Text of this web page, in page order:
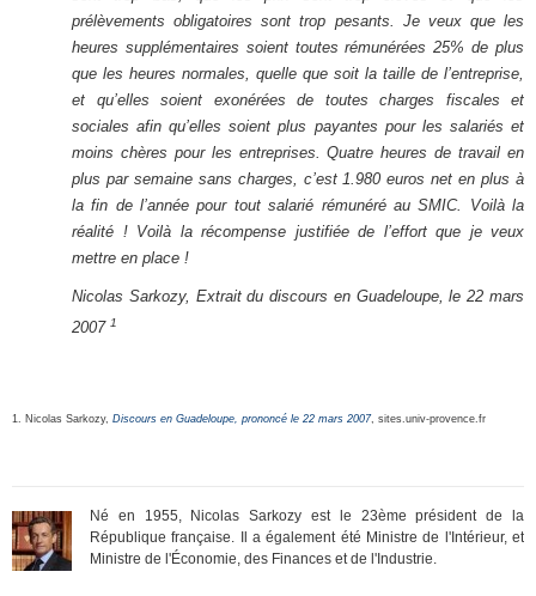
prélèvements obligatoires sont trop pesants. Je veux que les
heures supplémentaires soient toutes rémunérées 25% de plus
que les heures normales, quelle que soit la taille de l’entreprise,
et qu’elles soient exonérées de toutes charges fiscales et
sociales afin qu’elles soient plus payantes pour les salariés et
moins chères pour les entreprises. Quatre heures de travail en
plus par semaine sans charges, c’est 1.980 euros net en plus à
la fin de l’année pour tout salarié rémunéré au SMIC. Voilà la
réalité ! Voilà la récompense justifiée de l’effort que je veux
mettre en place !
Nicolas Sarkozy, Extrait du discours en Guadeloupe, le 22 mars
2007 1
1. Nicolas Sarkozy, Discours en Guadeloupe, prononcé le 22 mars 2007, sites.univ-provence.fr
Né en 1955, Nicolas Sarkozy est le 23ème président de la
République française. Il a également été Ministre de l'Intérieur, et
Ministre de l'Économie, des Finances et de l'Industrie.